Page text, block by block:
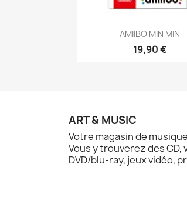
Aperçu rapide
AMIIBO MIN MIN
19,90 €
ART & MUSIC
Votre magasin de
Vous y trouverez des CD,
DVD/blu-ray, jeux vidéo,